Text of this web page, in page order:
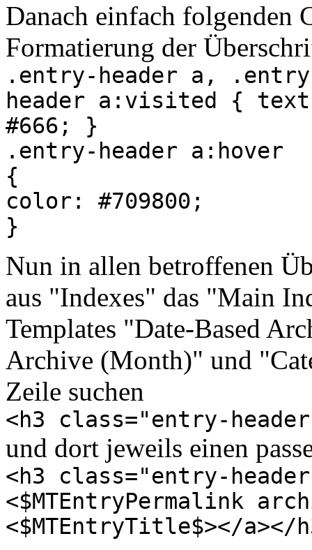
Danach einfach folgenden
Formatierung der
.entry-header a,
header a:visited {
#666; }
.entry-header a:hover
{
color: #709800;
}
Nun in allen betroffenen
aus "Indexes" das "Main
Templates "Date-Based
Archive (Month)" und
Zeile suchen
<h3 class="entry-
und dort jeweils einen
<h3 class="entry-
<$MTEntryPermalink
<$MTEntryTitle$></a></